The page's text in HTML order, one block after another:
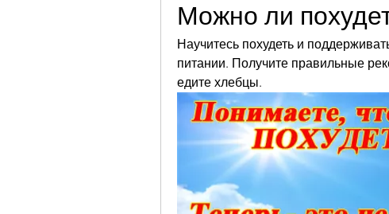
Можно ли
Научитесь похудеть и
питании. Получите правильные
едите хлебцы.